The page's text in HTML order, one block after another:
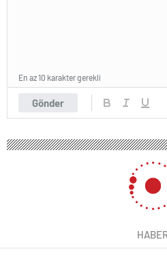
Gönder
En az 10 karakter gerekli